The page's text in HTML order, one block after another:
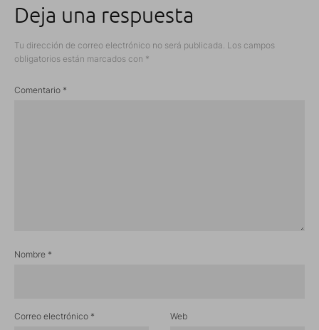
Deja una respuesta
Tu dirección de correo electrónico no será publicada. Los campos
obligatorios están marcados con *
Comentario *
Nombre *
Correo electrónico * Web